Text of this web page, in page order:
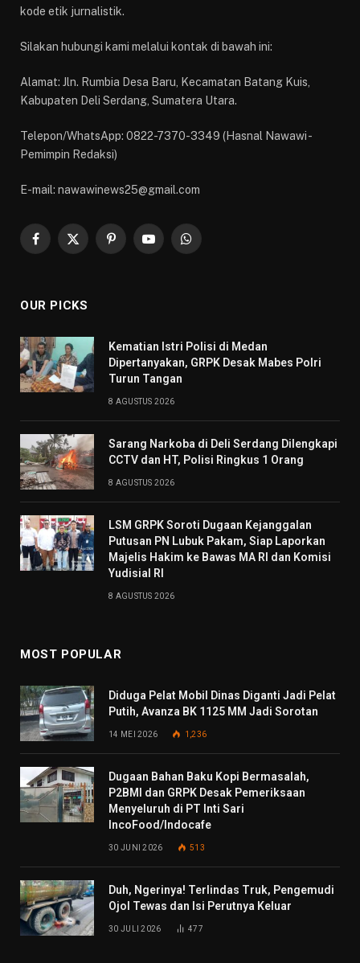
kode etik jurnalistik.
Silakan hubungi kami melalui kontak di bawah ini:
Alamat: Jln. Rumbia Desa Baru, Kecamatan Batang Kuis,
Kabupaten Deli Serdang, Sumatera Utara.
Telepon/WhatsApp: 0822-7370-3349 (Hasnal Nawawi -
Pemimpin Redaksi)
E-mail: nawawinews25@gmail.com
Facebook
X
PinterestYouTubeWhatsApp
OUR PICKS
Kematian Istri Polisi di Medan
Dipertanyakan, GRPK Desak Mabes Polri
Turun Tangan
8 AGUSTUS 2026
Sarang Narkoba di Deli Serdang Dilengkapi
CCTV dan HT, Polisi Ringkus 1 Orang
8 AGUSTUS 2026
LSM GRPK Soroti Dugaan Kejanggalan
Putusan PN Lubuk Pakam, Siap Laporkan
Majelis Hakim ke Bawas MA RI dan Komisi
Yudisial RI
8 AGUSTUS 2026
MOST POPULAR
Diduga Pelat Mobil Dinas Diganti Jadi Pelat
Putih, Avanza BK 1125 MM Jadi Sorotan
14 MEI 2026 1,236
Dugaan Bahan Baku Kopi Bermasalah,
P2BMI dan GRPK Desak Pemeriksaan
Menyeluruh di PT Inti Sari
IncoFood/Indocafe
30 JUNI 2026 513
Duh, Ngerinya! Terlindas Truk, Pengemudi
Ojol Tewas dan Isi Perutnya Keluar
30 JULI 2026 477